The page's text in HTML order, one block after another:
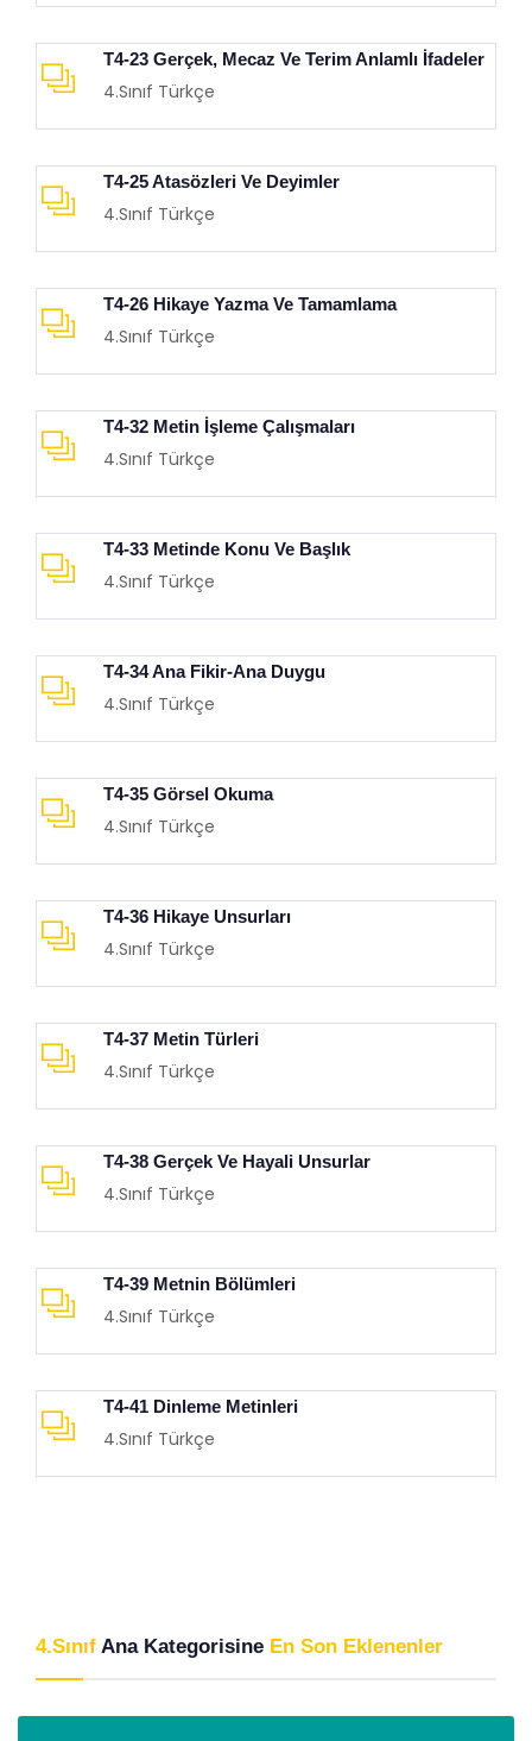
T4-23 Gerçek, Mecaz Ve Terim Anlamlı İfadeler
4.Sınıf Türkçe
T4-25 Atasözleri Ve Deyimler
4.Sınıf Türkçe
T4-26 Hikaye Yazma Ve Tamamlama
4.Sınıf Türkçe
T4-32 Metin İşleme Çalışmaları
4.Sınıf Türkçe
T4-33 Metinde Konu Ve Başlık
4.Sınıf Türkçe
T4-34 Ana Fikir-Ana Duygu
4.Sınıf Türkçe
T4-35 Görsel Okuma
4.Sınıf Türkçe
T4-36 Hikaye Unsurları
4.Sınıf Türkçe
T4-37 Metin Türleri
4.Sınıf Türkçe
T4-38 Gerçek Ve Hayali Unsurlar
4.Sınıf Türkçe
T4-39 Metnin Bölümleri
4.Sınıf Türkçe
T4-41 Dinleme Metinleri
4.Sınıf Türkçe
4.Sınıf Ana Kategorisine En Son Eklenenler